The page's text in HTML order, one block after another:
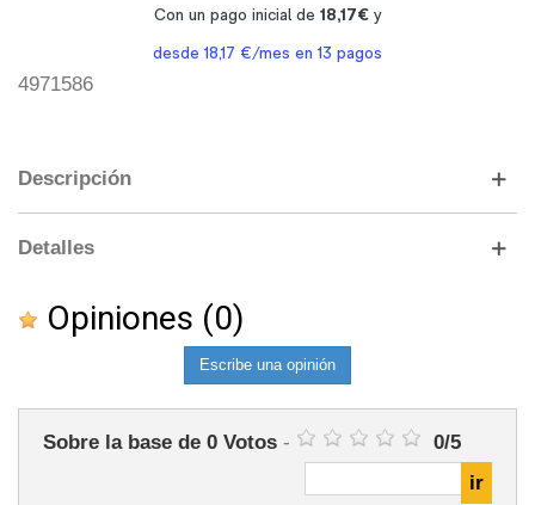
4971586
Descripción
Detalles
Opiniones (0)
Escribe una opinión
Sobre la base de 0 Votos - 0/5